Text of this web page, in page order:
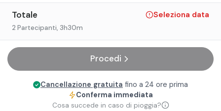
Totale Seleziona data
2 Partecipanti, 3h30m
Procedi
Cancellazione gratuita fino a 24 ore prima
Conferma immediata
Cosa succede in caso di pioggia?